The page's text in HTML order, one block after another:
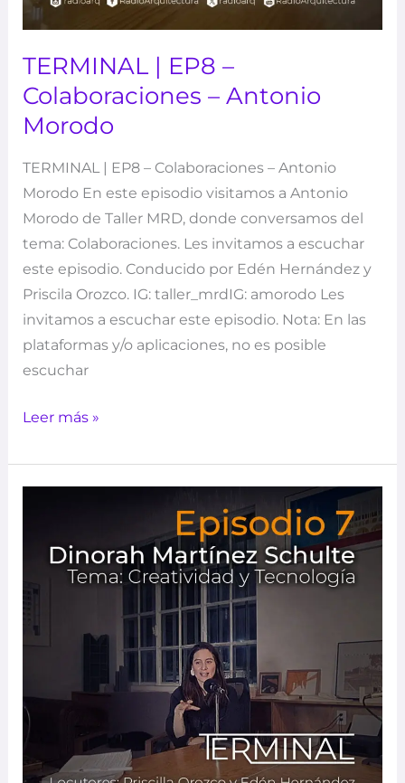
TERMINAL | EP8 –
Colaboraciones – Antonio
Morodo
TERMINAL | EP8 – Colaboraciones – Antonio
Morodo En este episodio visitamos a Antonio
Morodo de Taller MRD, donde conversamos del
tema: Colaboraciones. Les invitamos a escuchar
este episodio. Conducido por Edén Hernández y
Priscila Orozco. IG: taller_mrdIG: amorodo Les
invitamos a escuchar este episodio. Nota: En las
plataformas y/o aplicaciones, no es posible
escuchar
Leer más »
Creatividad
Dinorah
Martínez